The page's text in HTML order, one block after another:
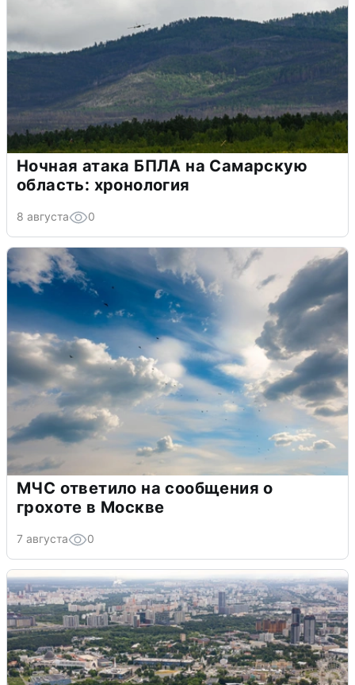
Ночная атака БПЛА на Самарскую
область: хронология
8 августа 0
МЧС ответило на сообщения о
грохоте в Москве
7 августа 0